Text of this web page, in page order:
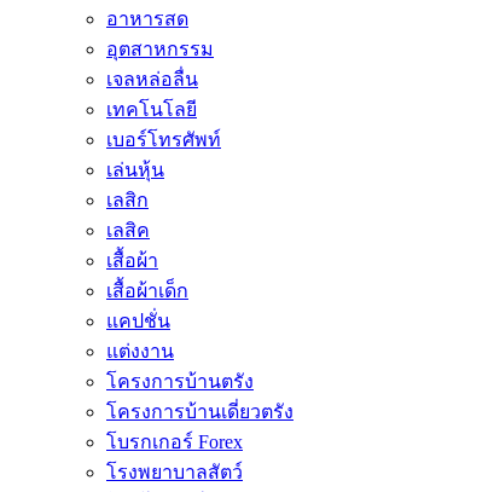
อาหารสด
อุตสาหกรรม
เจลหล่อลื่น
เทคโนโลยี
เบอร์โทรศัพท์
เล่นหุ้น
เลสิก
เลสิค
เสื้อผ้า
เสื้อผ้าเด็ก
แคปชั่น
แต่งงาน
โครงการบ้านตรัง
โครงการบ้านเดี่ยวตรัง
โบรกเกอร์ Forex
โรงพยาบาลสัตว์